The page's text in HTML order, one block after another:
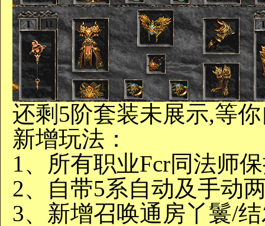
还剩5阶套装未展示,等
新增玩法：
1、所有职业Fcr同法师
2、自带5系自动及手动
3、新增召唤通房丫鬟/